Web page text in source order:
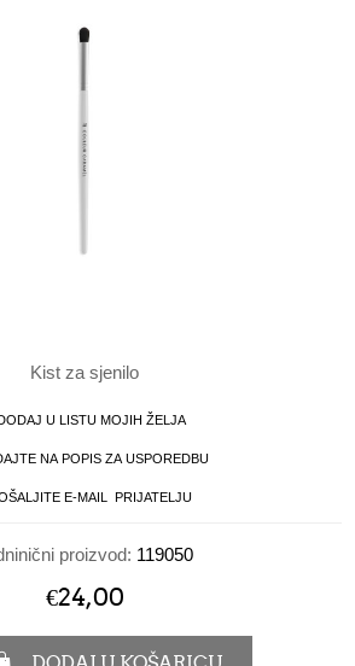
Kist za sjenilo
proizvod: 119050
€24,00